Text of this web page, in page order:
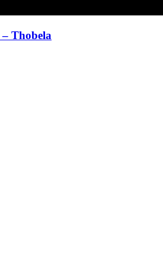
– Thobela